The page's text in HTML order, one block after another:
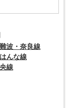
波・奈良線
んな線
線